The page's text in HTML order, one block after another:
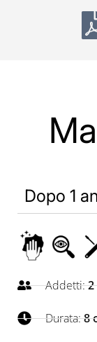
Dopo 1
Addetti:2
Durata:8